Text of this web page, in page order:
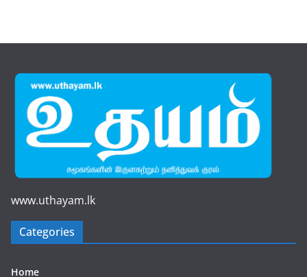
www.uthayam.lk
Categories
Home